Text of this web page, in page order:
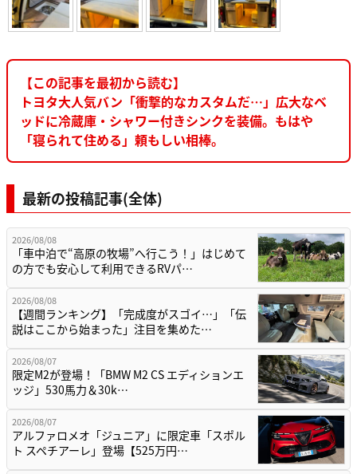
【この記事を最初から読む】
トヨタ大人気バン「衝撃的なカスタムだ…」広大なベ
ッドに冷蔵庫・シャワー付きシンクを装備。もはや
「寝られて住める」頼もしい相棒。
最新の投稿記事(全体)
2026/08/08
「車中泊で“高原の牧場”へ行こう！」はじめて
の方でも安心して利用できるRVパ…
2026/08/08
【週間ランキング】「完成度がスゴイ…」「伝
説はここから始まった」注目を集めた…
2026/08/07
限定M2が登場！「BMW M2 CS エディションエ
ッジ」530馬力＆30k…
2026/08/07
アルファロメオ「ジュニア」に限定車「スポル
ト スペチアーレ」登場【525万円…